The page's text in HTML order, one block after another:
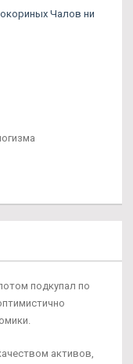
Чалов ни
подкупал по
активов,